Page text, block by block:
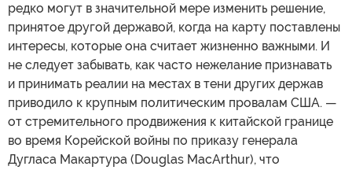
редко могут в значительной мере изменить решение,
принятое другой державой, когда на карту поставлены
интересы, которые она считает жизненно важными. И
не следует забывать, как часто нежелание признавать
и принимать реалии на местах в тени других держав
приводило к крупным политическим провалам США. —
от стремительного продвижения к китайской границе
во время Корейской войны по приказу генерала
Дугласа Макартура (Douglas MacArthur), что